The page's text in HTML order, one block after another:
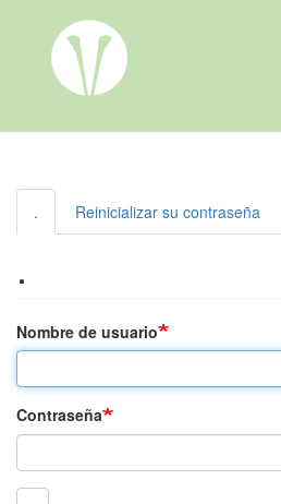
Solapas principales
. Reinicializar su contraseña
.
Nombre de usuario
Contraseña